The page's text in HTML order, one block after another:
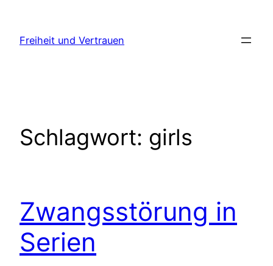
springen
Freiheit und Vertrauen
Schlagwort: girls
Zwangsstörung in
Serien